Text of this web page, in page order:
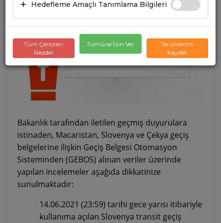
Bakanlık tarafından iletilen geçmiş duyurulara
istinaden, Macaristan, Slovenya ve Çekya geçiş
belgelerine ilişkin Geçiş Belgesi Otomasyon
Sisteminden (GEBOS) alınan veriler üzerinde
yapılan incelemeler aşağıda dikkatinize
sunulmaktadır:
14.06.2021 (23:59) tarihi gece yarısı itibariyle
kullanıma açılan Slovenya transit geçiş
Hedefleme Amaçlı Tanımlama Bilgileri
Tüm Çerezleri
Reddet
Tümüne İzin Ver
Tercihlerimi
Kaydet